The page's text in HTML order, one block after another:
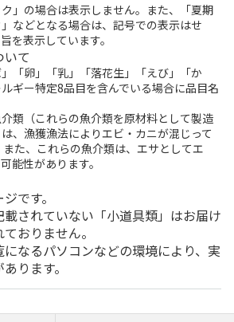
」の場合は表示しません。また、「夏期
などとなる場合は、記号での表示はせ
を表示しています。
て
「卵」「乳」「落花生」「えび」「か
ギー特定8品目を含んでいる場合に品目名
類（これらの魚介類を原材料として製造
、漁獲漁法によりエビ・カニが混じって
た、これらの魚介類は、エサとしてエ
能性があります。
です。
されていない「小道具類」はお届け
おりません。
なるパソコンなどの環境により、実
ります。